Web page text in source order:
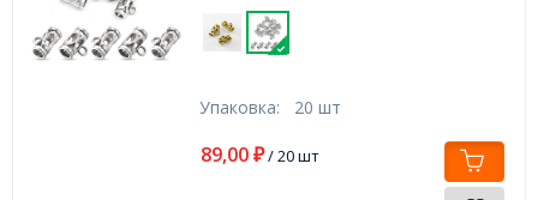
Упаковка: 20 шт
89,00 ₽/ 20 шт